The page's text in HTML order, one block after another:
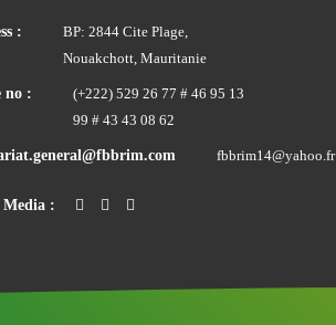
:
BP: 2844 Cite Plage,
Nouakchott, Mauritanie
no :
(+222) 529 26 77 # 46 95 13
99 # 43 43 08 62
fbbrim14@yahoo.fr
Media :